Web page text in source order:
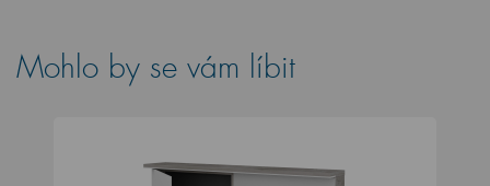
Mohlo by se vám líbit